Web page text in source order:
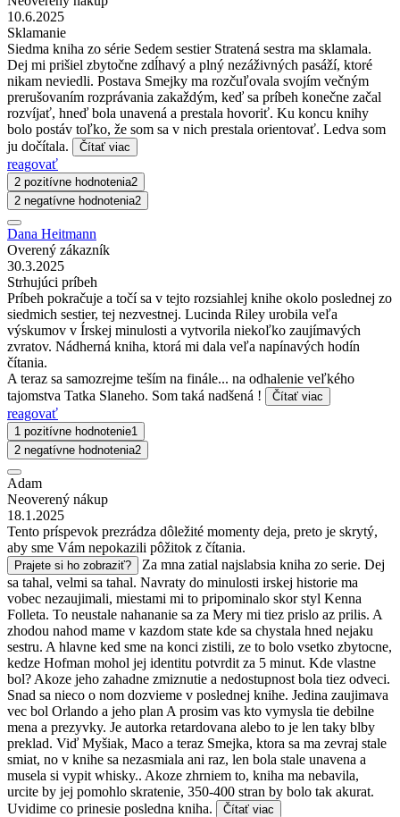
10.6.2025
Sklamanie
Siedma kniha zo série Sedem sestier Stratená sestra ma sklamala.
Dej mi prišiel zbytočne zdĺhavý a plný nezáživných pasáží, ktoré
nikam neviedli. Postava Smejky ma rozčuľovala svojím večným
prerušovaním rozprávania zakaždým, keď sa príbeh konečne začal
rozvíjať, hneď bola unavená a prestala hovoriť. Ku koncu knihy
bolo postáv toľko, že som sa v nich prestala orientovať. Ledva som
ju dočítala.
Čítať viac
reagovať
2 pozitívne hodnotenia2
2 negatívne hodnotenia2
Dana Heitmann
Overený zákazník
30.3.2025
Strhujúci príbeh
Príbeh pokračuje a točí sa v tejto rozsiahlej knihe okolo poslednej zo
siedmich sestier, tej nezvestnej. Lucinda Riley urobila veľa
výskumov v Írskej minulosti a vytvorila niekoľko zaujímavých
zvratov. Nádherná kniha, ktorá mi dala veľa napínavých hodín
čítania.
A teraz sa samozrejme teším na finále... na odhalenie veľkého
tajomstva Tatka Slaneho. Som taká nadšená !
Čítať viac
reagovať
1 pozitívne hodnotenie1
2 negatívne hodnotenia2
Adam
Neoverený nákup
18.1.2025
Tento príspevok prezrádza dôležité momenty deja, preto je skrytý,
aby sme Vám nepokazili pôžitok z čítania.
Prajete si ho zobraziť?
Za mna zatial najslabsia kniha zo serie. Dej
sa tahal, velmi sa tahal. Navraty do minulosti irskej historie ma
vobec nezaujimali, miestami mi to pripominalo skor styl Kenna
Folleta. To neustale nahananie sa za Mery mi tiez prislo az prilis. A
zhodou nahod mame v kazdom state kde sa chystala hned nejaku
sestru. A hlavne ked sme na konci zistili, ze to bolo vsetko zbytocne,
kedze Hofman mohol jej identitu potvrdit za 5 minut. Kde vlastne
bol? Akoze jeho zahadne zmiznutie a nedostupnost bola tiez odveci.
Snad sa nieco o nom dozvieme v poslednej knihe. Jedina zaujimava
vec bol Orlando a jeho plan A prosim vas kto vymysla tie debilne
mena a prezyvky. Je autorka retardovana alebo to je len taky blby
preklad. Viď Myšiak, Maco a teraz Smejka, ktora sa ma zevraj stale
smiat, no v knihe sa nezasmiala ani raz, len bola stale unavena a
musela si vypit whisky.. Akoze zhrniem to, kniha ma nebavila,
urcite by jej pomohlo skratenie, 350-400 stran by bolo tak akurat.
Uvidime co prinesie posledna kniha.
Čítať viac